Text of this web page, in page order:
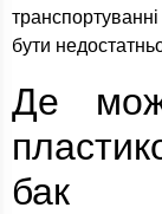
бути
Де
бак